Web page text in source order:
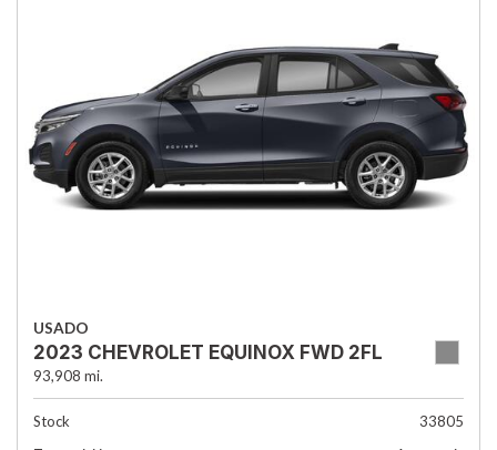
USADO
2023 CHEVROLET EQUINOX FWD 2FL
93,908 mi.
Stock
33805